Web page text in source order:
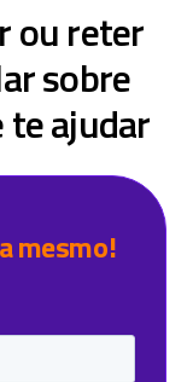
ou reter
sobre
te ajudar
mesmo!